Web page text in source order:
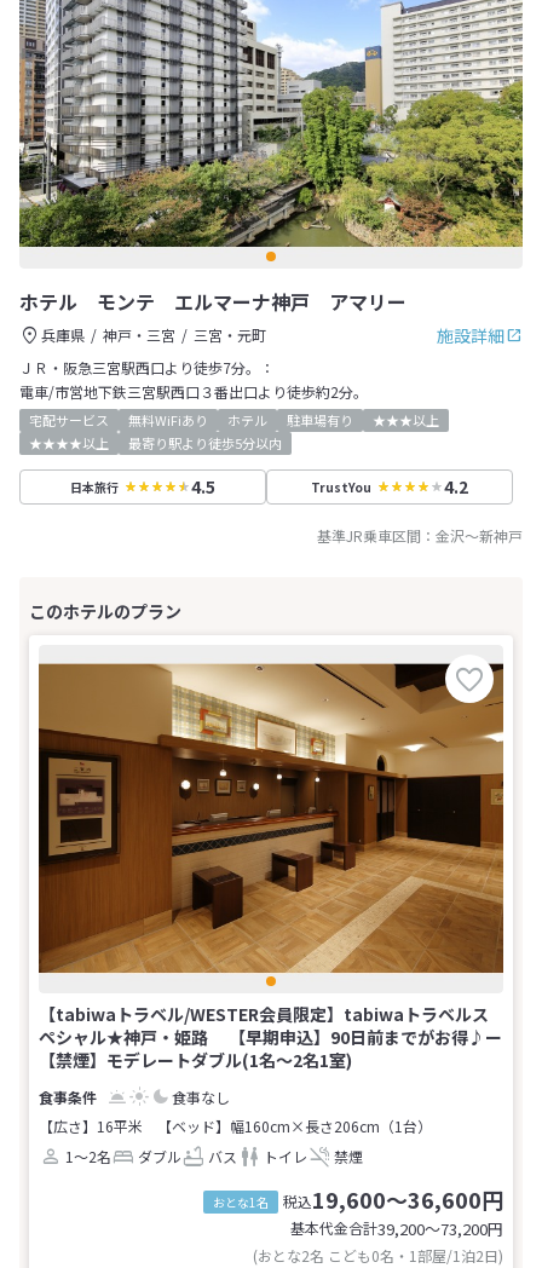
ホテル モンテ エルマーナ神戸 アマリー
施設詳細
兵庫県 神戸・三宮
三宮・元町
ＪＲ・阪急三宮駅西口より徒歩7分。：
電車/市営地下鉄三宮駅西口３番出口より徒歩約2分。
宅配サービス 無料WiFiあり ホテル 駐車場有り
★★★以上
★★★★以上
最寄り駅より徒歩5分以内
日本旅行 4.5 TrustYou 4.2
基準JR乗車区間： 金沢～新神戸
【tabiwaトラベル/WESTER会員限定】tabiwaトラベルス
ペシャル★神戸・姫路 【早期申込】90日前までがお得♪ー
【禁煙】モデレートダブル(1名～2名1室)
食事なし
【広さ】16平米
【ベッド】幅160cm×長さ206cm（1台）
1～2名
ダブル バス トイレ 禁煙
おとな1名 税込19,600～36,600円
基本代金合計39,200〜73,200円
(おとな2名 こども0名・1部屋/1泊2日)